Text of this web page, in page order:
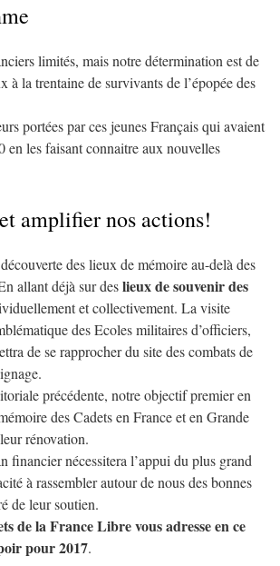
limités, mais notre détermination est de
la trentaine de survivants de l’épopée des
portées par ces jeunes Français qui avaient
les faisant connaitre aux nouvelles
amplifier nos actions!
des lieux de mémoire au-delà des
allant déjà sur deslieux de souvenir des
et collectivement. La visite
des Ecoles militaires d’officiers,
de se rapprocher du site des combats de
précédente, notre objectif premier en
des Cadets en France et en Grande
rénovation.
nécessitera l’appui du plus grand
à rassembler autour de nous des bonnes
de leur soutien.
de la France Libre vous adresse en ce
pour 2017.